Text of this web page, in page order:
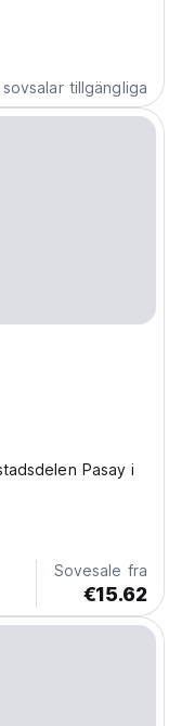
from the hotel
tillgängliga
Pasay i
Sovesale fra
€15.62